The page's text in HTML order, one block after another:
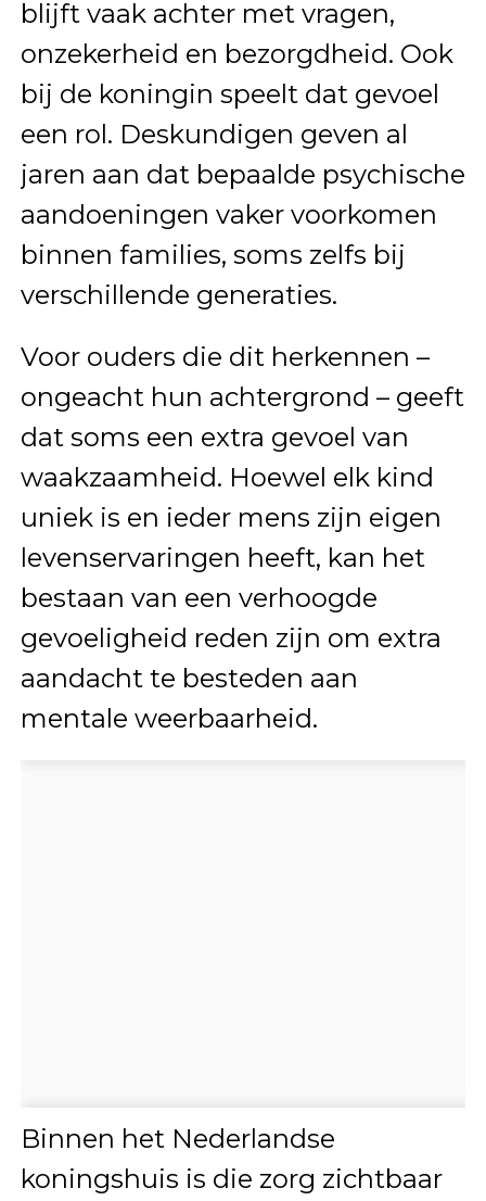
blijft vaak achter met vragen,
onzekerheid en bezorgdheid. Ook
bij de koningin speelt dat gevoel
een rol. Deskundigen geven al
jaren aan dat bepaalde psychische
aandoeningen vaker voorkomen
binnen families, soms zelfs bij
verschillende generaties.
Voor ouders die dit herkennen –
ongeacht hun achtergrond – geeft
dat soms een extra gevoel van
waakzaamheid. Hoewel elk kind
uniek is en ieder mens zijn eigen
levenservaringen heeft, kan het
bestaan van een verhoogde
gevoeligheid reden zijn om extra
aandacht te besteden aan
mentale weerbaarheid.
Binnen het Nederlandse
koningshuis is die zorg zichtbaar